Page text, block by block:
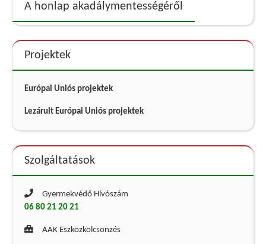
A honlap akadálymentességéről
Projektek
Európai Uniós projektek
Lezárult Európai Uniós projektek
Szolgáltatások
Gyermekvédő Hívószám
06 80 21 20 21
AAK Eszközkölcsönzés